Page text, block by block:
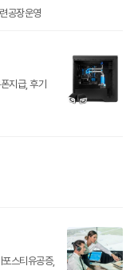
공장운영
지급, 후기
스티유공증,